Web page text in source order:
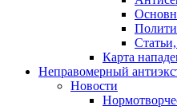
Карта
Неправомерный
Новости